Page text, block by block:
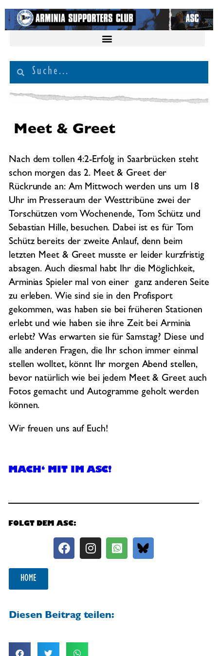
Meet & Greet
Nach dem tollen 4:2-Erfolg in Saarbrücken steht
schon morgen das 2. Meet & Greet der
Rückrunde an: Am Mittwoch werden uns um 18
Uhr im Presseraum der Westtribüne zwei der
Torschützen vom Wochenende, Tom Schütz und
Sebastian Hille, besuchen. Dabei ist es für Tom
Schütz bereits der zweite Anlauf, denn beim
letzten Meet & Greet musste er leider kurzfristig
absagen. Auch diesmal habt Ihr die Möglichkeit,
Arminias Spieler mal von einer ganz anderen Seite
zu erleben. Wie sind sie in den Profisport
gekommen, was haben sie bei früheren Stationen
erlebt und wie haben sie ihre Zeit bei Arminia
erlebt? Was erwarten sie für Samstag? Diese und
alle anderen Fragen, die Ihr schon immer einmal
stellen wolltet, könnt Ihr morgen Abend stellen,
bevor natürlich wie bei jedem Meet & Greet auch
Fotos gemacht und Autogramme geholt werden
können.
Wir freuen uns auf Euch!
MACH‘ MIT IM ASC!
FOLGT DEM ASC:
HOME
Diesen Beitrag teilen: